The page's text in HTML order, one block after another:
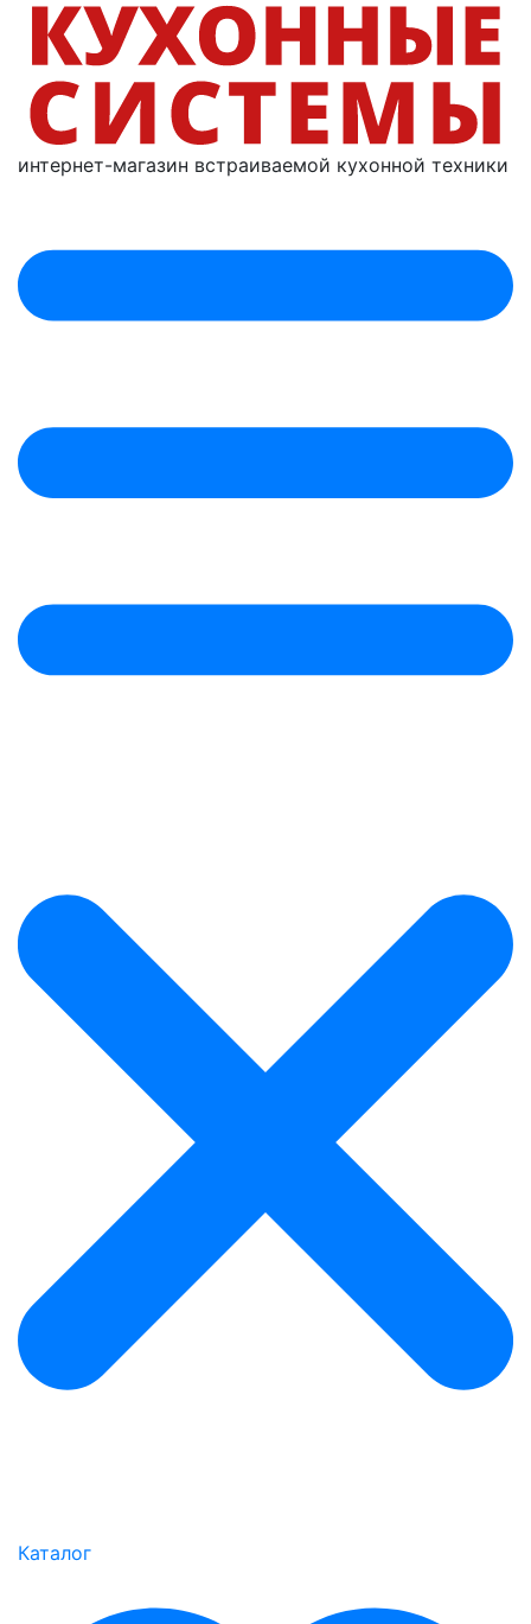
интернет-магазин встраиваемой кухонной техники
Каталог